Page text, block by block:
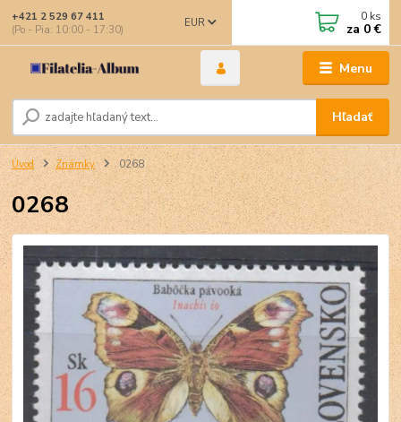
Menu
EUR
Hľadať
+421 2 529 67 411
(Po - Pia: 10:00 - 17:30)
0 ks
za 0 €
Úvod Známky 0268
0268